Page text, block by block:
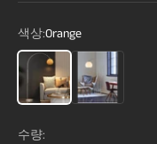
색상:Orange
Orange
White
수량: